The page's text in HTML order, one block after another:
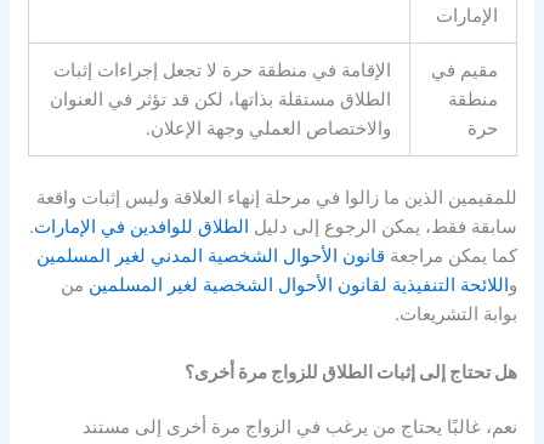
الإمارات
مقيم في
منطقة
حرة
الإقامة في منطقة حرة لا تجعل إجراءات إثبات
الطلاق مستقلة بذاتها، لكن قد تؤثر في العنوان
والاختصاص العملي وجهة الإعلان.
للمقيمين الذين ما زالوا في مرحلة إنهاء العلاقة وليس إثبات واقعة
سابقة فقط، يمكن الرجوع إلى دليل الطلاق للوافدين في الإمارات.
كما يمكن مراجعة قانون الأحوال الشخصية المدني لغير المسلمين
واللائحة التنفيذية لقانون الأحوال الشخصية لغير المسلمين من
بوابة التشريعات.
هل تحتاج إلى إثبات الطلاق للزواج مرة أخرى؟
نعم، غالبًا يحتاج من يرغب في الزواج مرة أخرى إلى مستند